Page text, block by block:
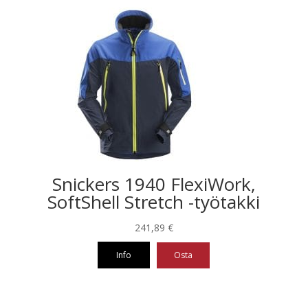
Snickers 1940 FlexiWork,
SoftShell Stretch -työtakki
241,89 €
Info Osta